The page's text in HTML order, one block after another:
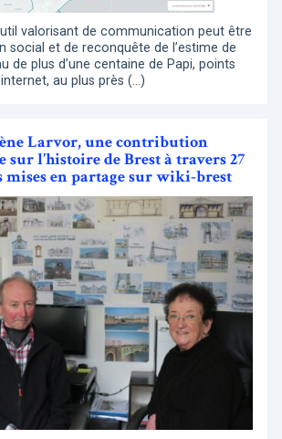
valorisant de communication peut être
social et de reconquête de l’estime de
de plus d’une centaine de Papi, points
au plus près (…)
Larvor, une contribution
sur l’histoire de Brest à travers 27
mises en partage sur wiki-brest